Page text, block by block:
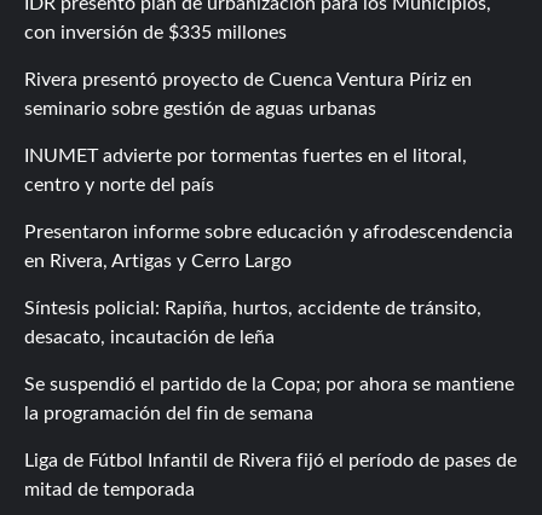
con inversión de $335 millones
Rivera presentó proyecto de Cuenca Ventura Píriz en
seminario sobre gestión de aguas urbanas
INUMET advierte por tormentas fuertes en el litoral,
centro y norte del país
Presentaron informe sobre educación y afrodescendencia
en Rivera, Artigas y Cerro Largo
Síntesis policial: Rapiña, hurtos, accidente de tránsito,
desacato, incautación de leña
Se suspendió el partido de la Copa; por ahora se mantiene
la programación del fin de semana
Liga de Fútbol Infantil de Rivera fijó el período de pases de
mitad de temporada